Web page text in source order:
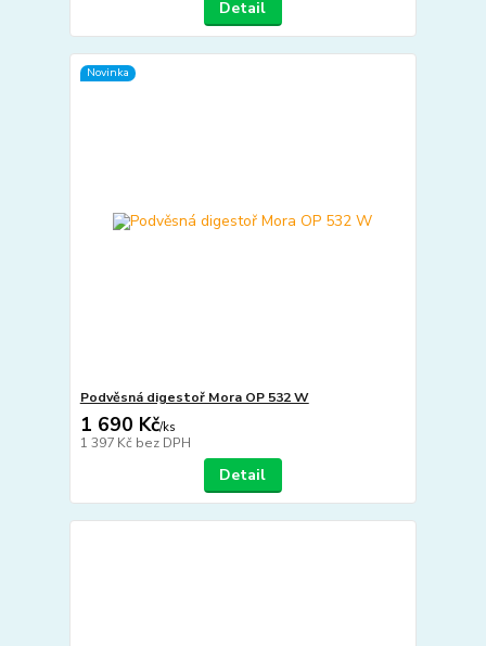
Detail
Novinka
Podvěsná digestoř Mora OP 532 W
1 690 Kč/ks
1 397 Kč bez DPH
Detail